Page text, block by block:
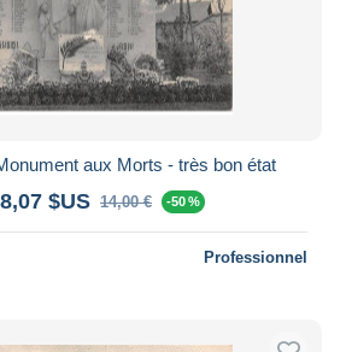
aux Morts - très bon état
$US 14,00 € -50 %
Professionnel